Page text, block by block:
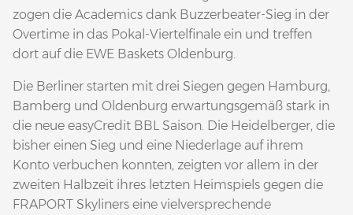
zogen die Academics dank Buzzerbeater-Sieg in der
Overtime in das Pokal-Viertelfinale ein und treffen
dort auf die EWE Baskets Oldenburg.
Die Berliner starten mit drei Siegen gegen Hamburg,
Bamberg und Oldenburg erwartungsgemäß stark in
die neue easyCredit BBL Saison. Die Heidelberger, die
bisher einen Sieg und eine Niederlage auf ihrem
Konto verbuchen konnten, zeigten vor allem in der
zweiten Halbzeit ihres letzten Heimspiels gegen die
FRAPORT Skyliners eine vielversprechende